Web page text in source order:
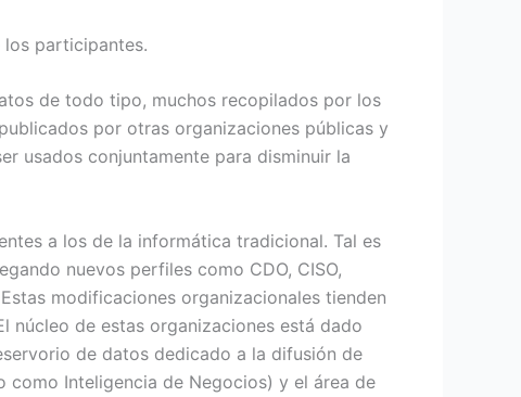
los participantes.
de todo tipo, muchos recopilados por los
por otras organizaciones públicas y
usados conjuntamente para disminuir la
a los de la informática tradicional. Tal es
nuevos perfiles como CDO, CISO,
modificaciones organizacionales tienden
núcleo de estas organizaciones está dado
de datos dedicado a la difusión de
Inteligencia de Negocios) y el área de